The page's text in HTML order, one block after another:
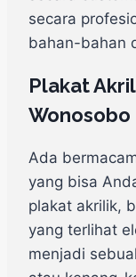
secara
bahan-bahan
Plakat
Wonosobo
Ada
yang bisa
plakat akrilik,
yang terlihat
menjadi